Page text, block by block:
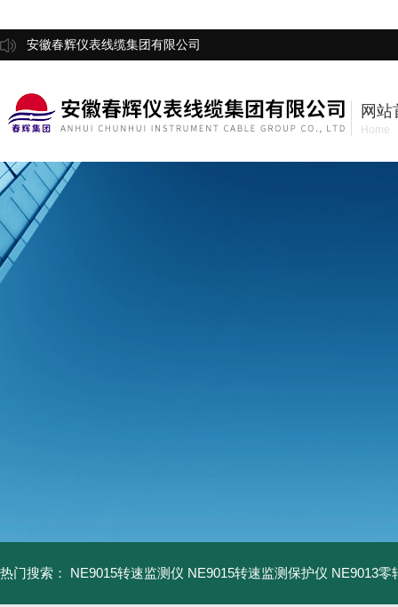
安徽春辉仪表线缆集团有限公司
网站
Home
热门搜索： NE9015转速监测仪 NE9015转速监测保护仪 NE9013零